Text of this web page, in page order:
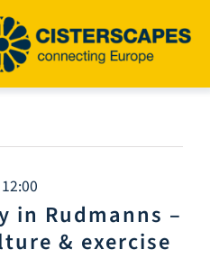
12:00
in Rudmanns –
& exercise